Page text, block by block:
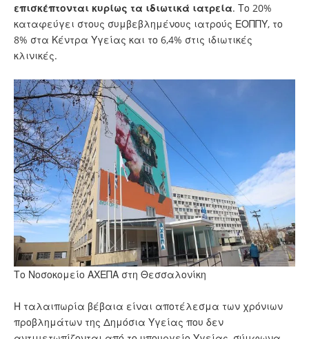
επισκέπτονται κυρίως τα ιδιωτικά ιατρεία. Το 20%
καταφεύγει στους συμβεβλημένους ιατρούς ΕΟΠΠΥ, το
8% στα Κέντρα Υγείας και το 6,4% στις ιδιωτικές
κλινικές.
Το Νοσοκομείο ΑΧΕΠΑ στη Θεσσαλονίκη
Η ταλαιπωρία βέβαια είναι αποτέλεσμα των χρόνιων
προβλημάτων της Δημόσια Υγείας που δεν